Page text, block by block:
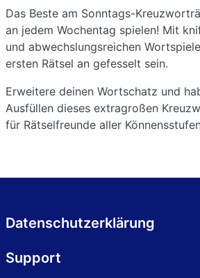
Das Beste am Sonntags-
an jedem Wochentag spielen! Mit
und abwechslungsreichen
ersten Rätsel an gefesselt sein.
Erweitere deinen Wortschatz und
Ausfüllen dieses extragroßen
für Rätselfreunde aller
Datenschutzerklärung
Support